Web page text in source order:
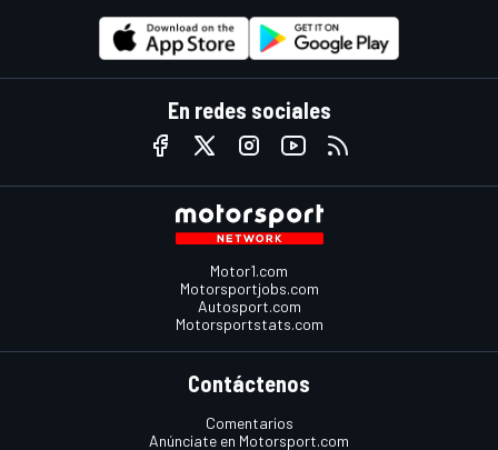
En redes sociales
Motor1.com
Motorsportjobs.com
Autosport.com
Motorsportstats.com
Contáctenos
Comentarios
Anúnciate en Motorsport.com